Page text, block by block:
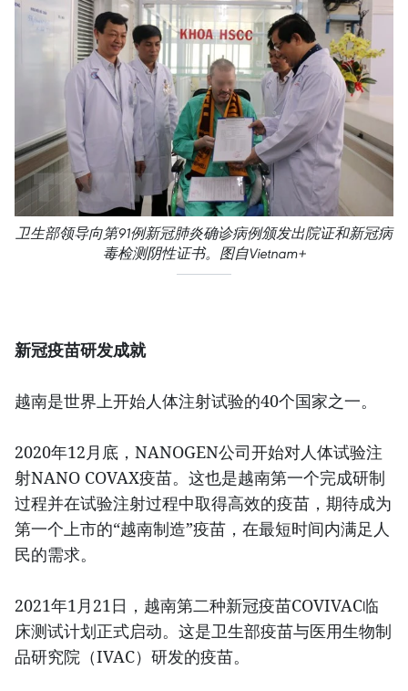
卫生部领导向第91例新冠肺炎确诊病例颁发出院证和新冠病
毒检测阴性证书。图自Vietnam+
新冠疫苗研发成就
越南是世界上开始人体注射试验的40个国家之一。
2020年12月底，NANOGEN公司开始对人体试验注
射NANO COVAX疫苗。这也是越南第一个完成研制
过程并在试验注射过程中取得高效的疫苗，期待成为
第一个上市的“越南制造”疫苗，在最短时间内满足人
民的需求。
2021年1月21日，越南第二种新冠疫苗COVIVAC临
床测试计划正式启动。这是卫生部疫苗与医用生物制
品研究院（IVAC）研发的疫苗。